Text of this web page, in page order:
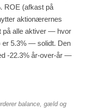
ROE (afkast på
aktionærernes
på alle aktiver — hvor
er 5.3% — solidt. Den
-22.3% år-over-år —
balance, gæld og